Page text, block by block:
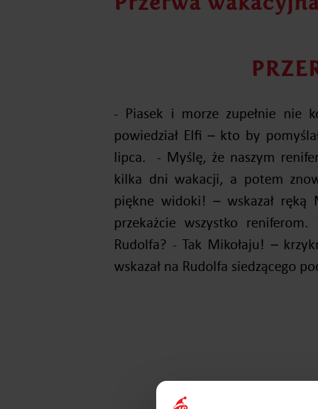
- Piasek i morze zupełnie nie
powiedział Elfi – kto by
lipca. - Myślę, że naszym
kilka dni wakacji, a potem
piękne widoki! – wskazał
przekażcie wszystko
Rudolfa? - Tak Mikołaju! –
wskazał na Rudolfa siedzącego